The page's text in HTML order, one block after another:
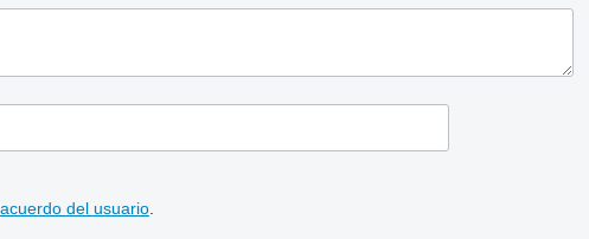
acuerdo del usuario.